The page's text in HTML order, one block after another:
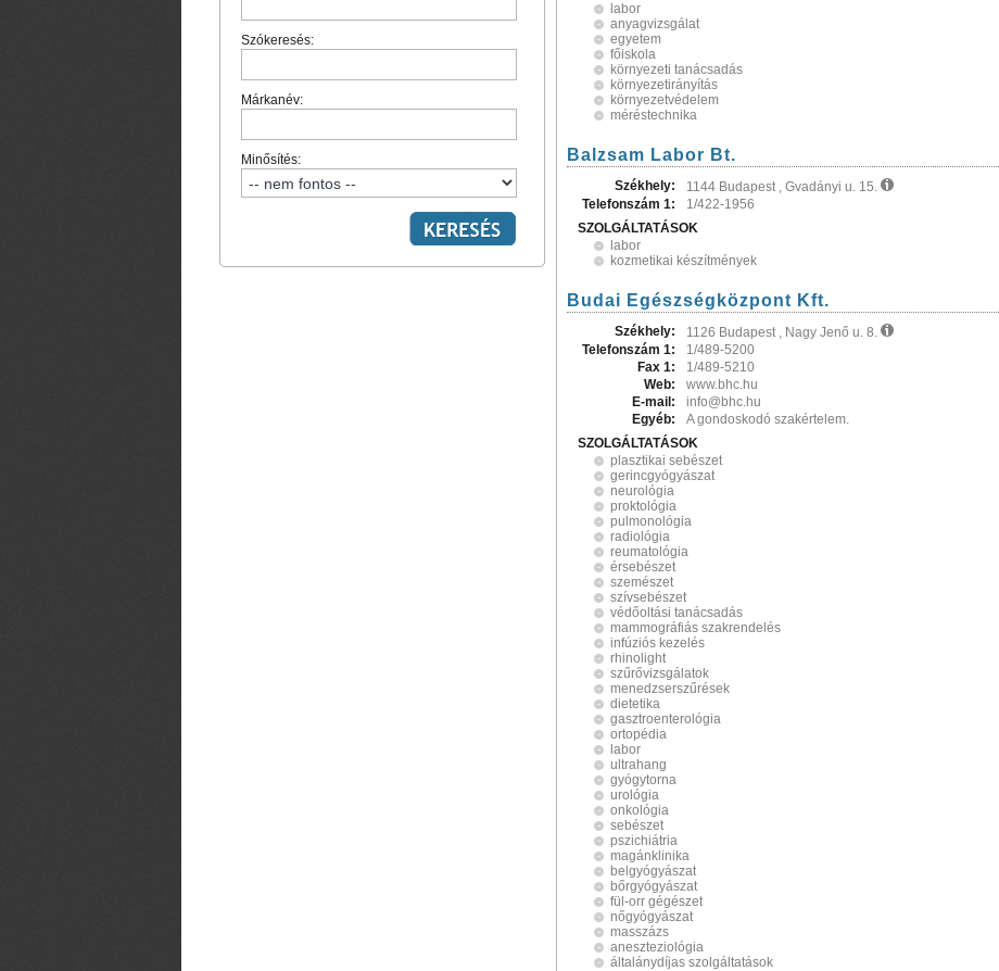
Szókeresés:
Márkanév:
Minősítés:
labor
anyagvizsgálat
egyetem
főiskola
környezeti tanácsadás
környezetirányítás
környezetvédelem
méréstechnika
Balzsam Labor Bt.
Székhely:
1144 Budapest , Gvadányi u. 15.
Telefonszám 1:
1/422-1956
SZOLGÁLTATÁSOK
labor
kozmetikai készítmények
Budai Egészségközpont Kft.
Székhely:
1126 Budapest , Nagy Jenő u. 8.
Telefonszám 1:
1/489-5200
Fax 1:
1/489-5210
Web:
www.bhc.hu
E-mail:
info@bhc.hu
Egyéb:
A gondoskodó szakértelem.
SZOLGÁLTATÁSOK
plasztikai sebészet
gerincgyógyászat
neurológia
proktológia
pulmonológia
radiológia
reumatológia
érsebészet
szemészet
szívsebészet
védőoltási tanácsadás
mammográfiás szakrendelés
infúziós kezelés
rhinolight
szűrővizsgálatok
menedzserszűrések
dietetika
gasztroenterológia
ortopédia
labor
ultrahang
gyógytorna
urológia
onkológia
sebészet
pszichiátria
magánklinika
belgyógyászat
bőrgyógyászat
fül-orr gégészet
nőgyógyászat
masszázs
aneszteziológia
általánydíjas szolgáltatások